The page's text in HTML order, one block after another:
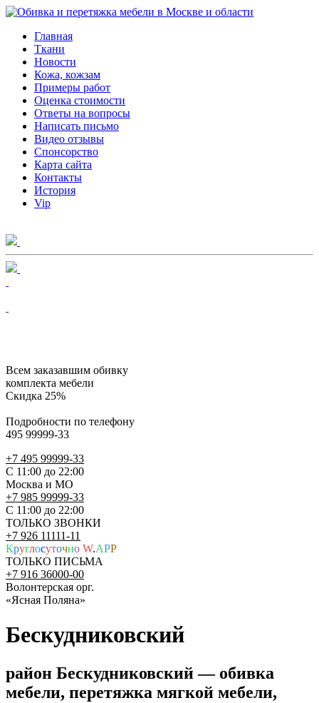
Главная
Ткани
Новости
Кожа, кожзам
Примеры работ
Оценка стоимости
Ответы на вопросы
Написать письмо
Видео отзывы
Спонсорство
Карта сайта
Контакты
История
Vip
Всем заказавшим обивку
комплекта мебели
Скидка 25%
Подробности по телефону
495 99999-33
+7 495 99999-33
С 11:00 до 22:00
Москва и МО
+7 985 99999-33
С 11:00 до 22:00
ТОЛЬКО ЗВОНКИ
+7 926 11111-11
Круглосуточно W.APP
ТОЛЬКО ПИСЬМА
+7 916 36000-00
Волонтерская орг.
«Ясная Поляна»
Бескудниковский
район Бескудниковский — обивка
мебели, перетяжка мягкой мебели,